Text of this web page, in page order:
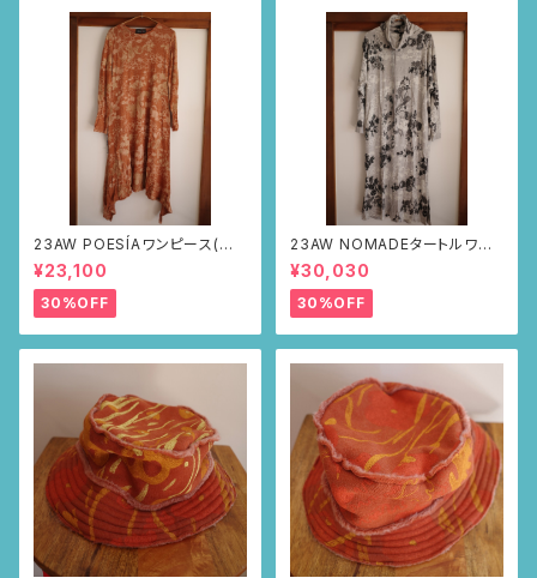
23AW POESÍAワンピース(ブラ
ウン・サボテンの山道柄)
¥23,100
30%OFF
23AW NOMADEタートルワン
ピース(メランジグレー・サボテ
ンの山道柄)
¥30,030
30%OFF